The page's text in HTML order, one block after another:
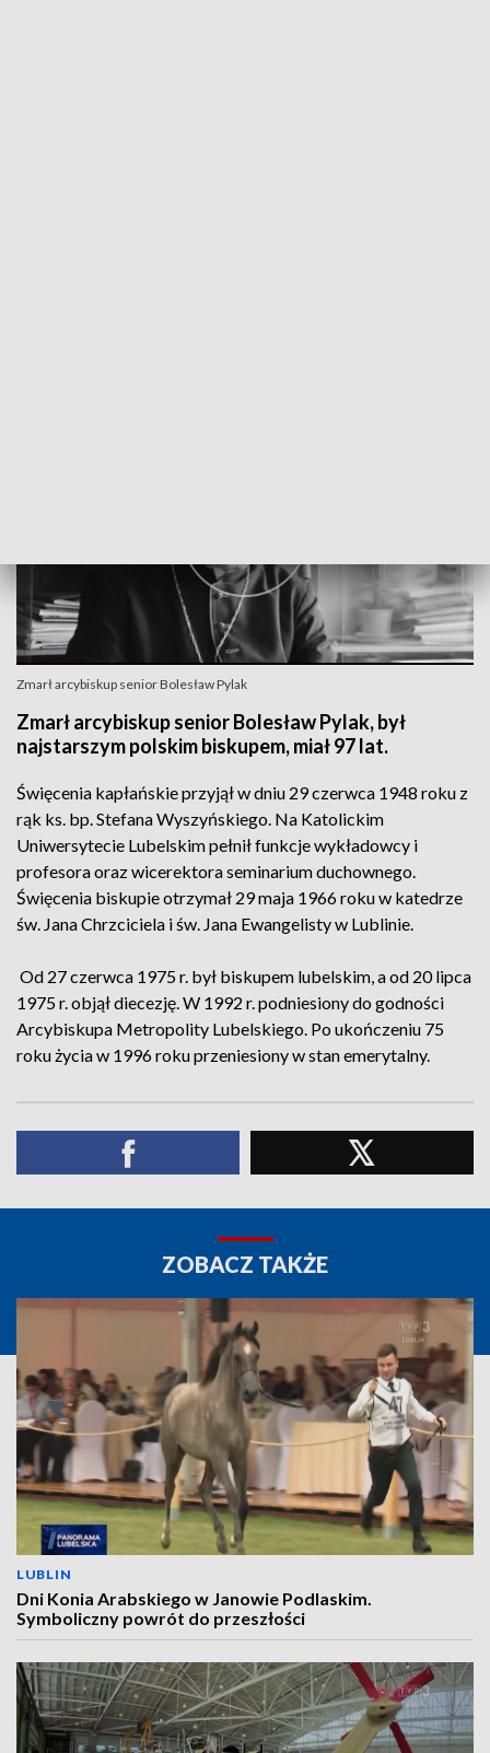
Zmarł arcybiskup senior Bolesław Pylak
Zmarł arcybiskup senior Bolesław Pylak, był
najstarszym polskim biskupem, miał 97 lat.
Święcenia kapłańskie przyjął w dniu 29 czerwca 1948 roku z
rąk ks. bp. Stefana Wyszyńskiego. Na Katolickim
Uniwersytecie Lubelskim pełnił funkcje wykładowcy i
profesora oraz wicerektora seminarium duchownego.
Święcenia biskupie otrzymał 29 maja 1966 roku w katedrze
św. Jana Chrzciciela i św. Jana Ewangelisty w Lublinie.
Od 27 czerwca 1975 r. był biskupem lubelskim, a od 20 lipca
1975 r. objął diecezję. W 1992 r. podniesiony do godności
Arcybiskupa Metropolity Lubelskiego. Po ukończeniu 75
roku życia w 1996 roku przeniesiony w stan emerytalny.
ZOBACZ TAKŻE
LUBLIN
Dni Konia Arabskiego w Janowie Podlaskim.
Symboliczny powrót do przeszłości